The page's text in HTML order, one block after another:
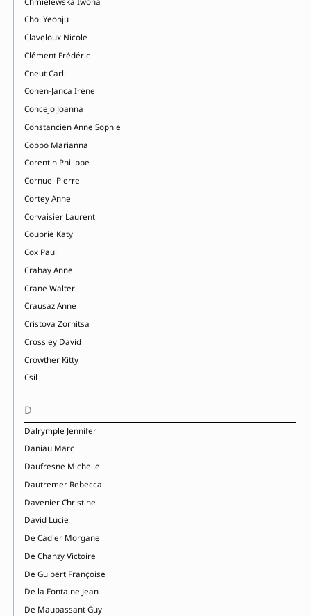
Choi Yeonju
Claveloux Nicole
Clément Frédéric
Cneut Carll
Cohen-Janca Irène
Concejo Joanna
Constancien Anne Sophie
Coppo Marianna
Corentin Philippe
Cornuel Pierre
Cortey Anne
Corvaisier Laurent
Couprie Katy
Cox Paul
Crahay Anne
Crane Walter
Crausaz Anne
Cristova Zornitsa
Crossley David
Crowther Kitty
Csil
D
Dalrymple Jennifer
Daniau Marc
Daufresne Michelle
Dautremer Rebecca
Davenier Christine
David Lucie
De Cadier Morgane
De Chanzy Victoire
De Guibert Françoise
De la Fontaine Jean
De Maupassant Guy